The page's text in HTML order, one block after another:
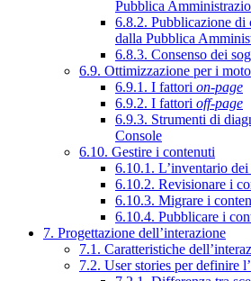
Pubblica
6.8.2. Pubblicazione di
dalla Pubblica
6.8.3. Consenso dei
6.9. Ottimizzazione per i
6.9.1. I fattori on-page
6.9.2. I fattori off-page
6.9.3. Strumenti di
Console
6.10. Gestire i contenuti
6.10.1. L’inventario
6.10.2. Revisionare i
6.10.3. Migrare i
6.10.4. Pubblicare i
7. Progettazione dell’interazione
7.1. Caratteristiche
7.2. User stories per definire